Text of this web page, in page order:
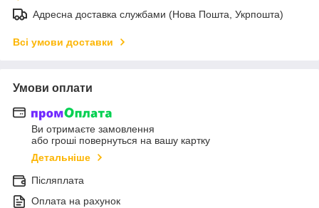
Адресна доставка службами (Нова Пошта, Укрпошта)
Всі умови доставки
Умови оплати
Ви отримаєте замовлення
або гроші повернуться на вашу картку
Детальніше
Післяплата
Оплата на рахунок